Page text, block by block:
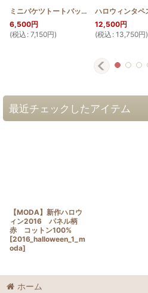
ミニバケツトートバッグ ハロウィンタウン2016
6,500円
(税込 : 7,150円)
12,500円
(税込 : 13,750円)
最近チェックしたアイテム
【MODA】新作ハロウ
ィン2016 パネル柄
赤 コットン100%
[2016_halloween_1_m
oda]
ホーム